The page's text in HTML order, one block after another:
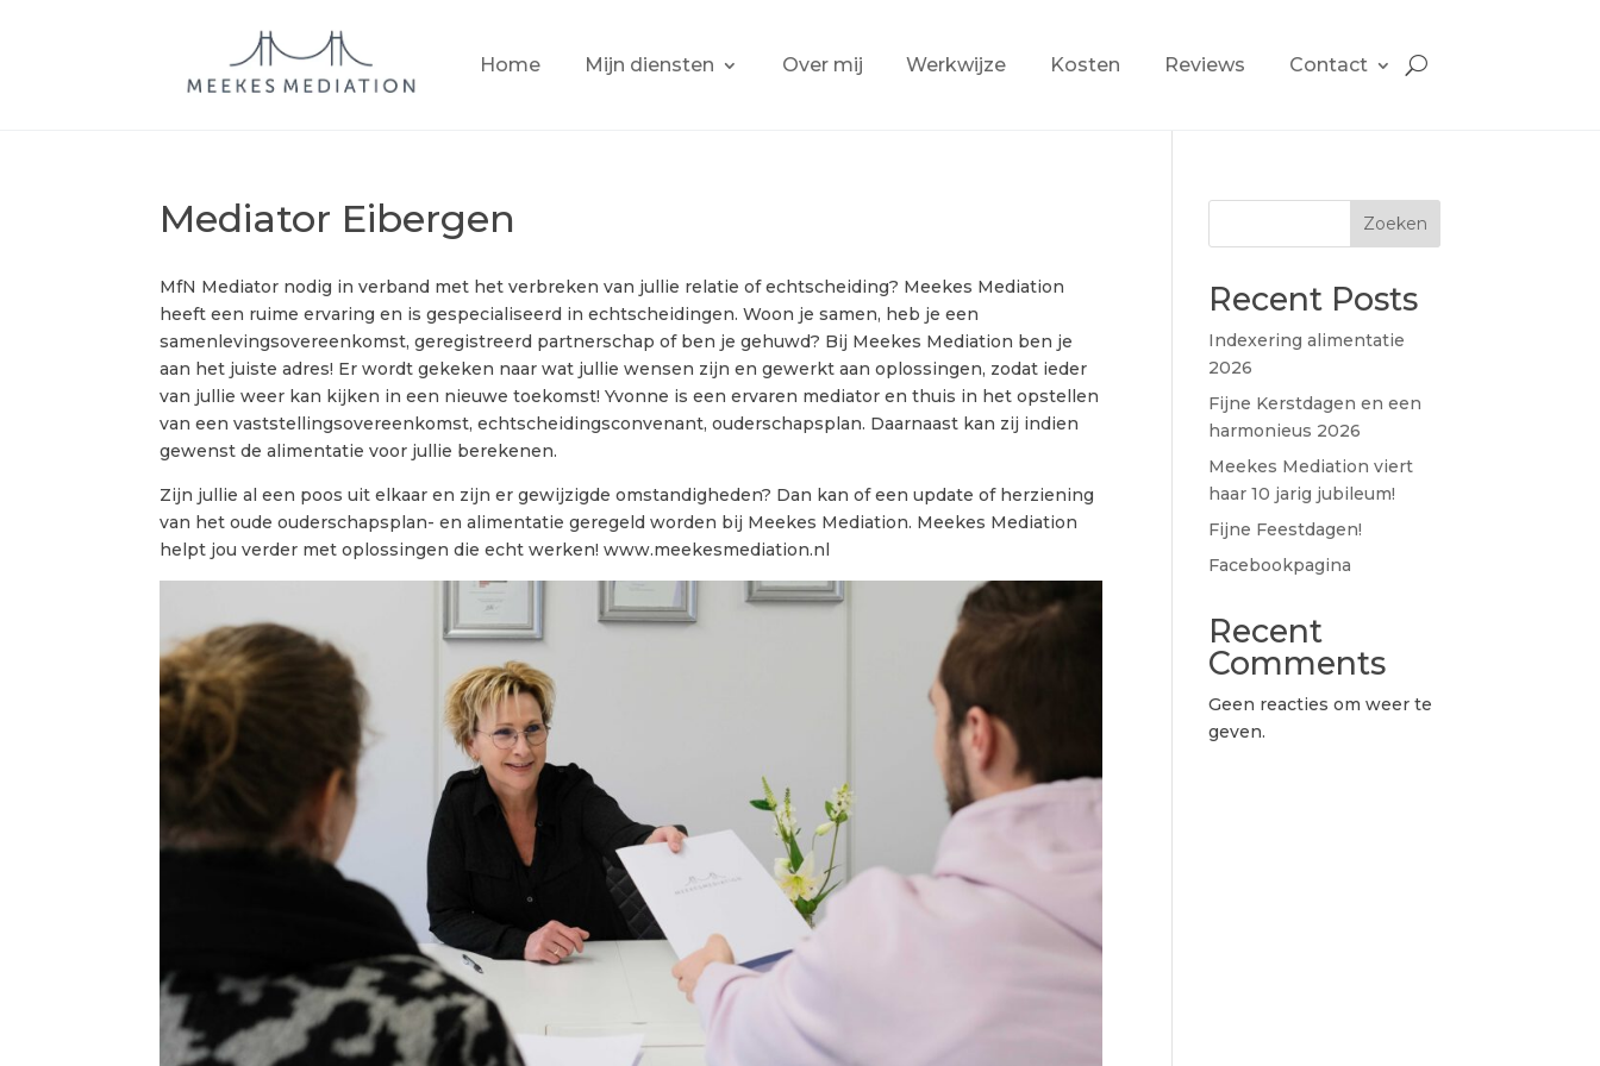
Home Mijn diensten Over mij Werkwijze Kosten Reviews Contact
Mediator Eibergen
MfN Mediator nodig in verband met het verbreken van jullie relatie of echtscheiding? Meekes Mediation
heeft een ruime ervaring en is gespecialiseerd in echtscheidingen. Woon je samen, heb je een
samenlevingsovereenkomst, geregistreerd partnerschap of ben je gehuwd? Bij Meekes Mediation ben je
aan het juiste adres! Er wordt gekeken naar wat jullie wensen zijn en gewerkt aan oplossingen, zodat ieder
van jullie weer kan kijken in een nieuwe toekomst! Yvonne is een ervaren mediator en thuis in het opstellen
van een vaststellingsovereenkomst, echtscheidingsconvenant, ouderschapsplan. Daarnaast kan zij indien
gewenst de alimentatie voor jullie berekenen.
Zijn jullie al een poos uit elkaar en zijn er gewijzigde omstandigheden? Dan kan of een update of herziening
van het oude ouderschapsplan- en alimentatie geregeld worden bij Meekes Mediation. Meekes Mediation
helpt jou verder met oplossingen die echt werken! www.meekesmediation.nl
Zoeken
Recent Posts
Indexering alimentatie
2026
Fijne Kerstdagen en een
harmonieus 2026
Meekes Mediation viert
haar 10 jarig jubileum!
Fijne Feestdagen!
Facebookpagina
Recent
Comments
Geen reacties om weer te
geven.